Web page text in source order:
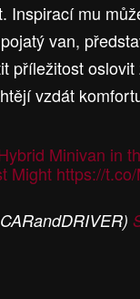
Inspirací mu
van,
příležitost
vzdát
Minivan in
Might https://